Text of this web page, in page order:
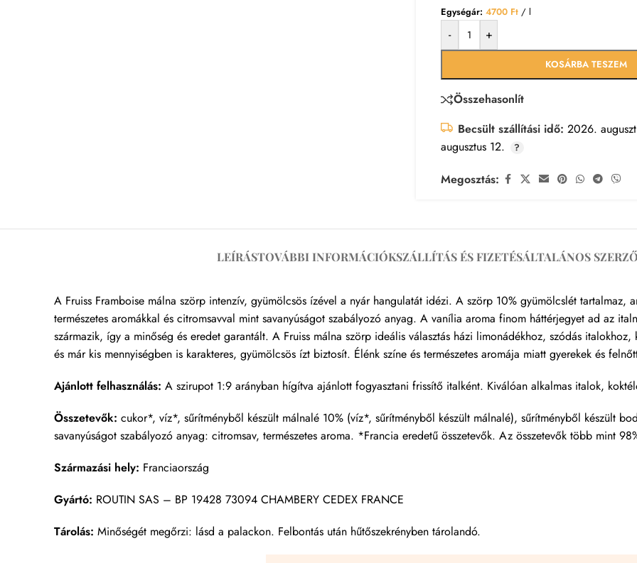
Egységár:4700 Ft / l
- +
KOSÁRBA TESZEM
Összehasonlít
Becsült szállítási idő: 2026.
augusztus 12.
Megosztás:
LEÍRÁSTOVÁBBI INFORMÁCIÓKSZÁLLÍTÁS ÉS FIZETÉSÁLTALÁNOS
A Fruiss Framboise málna szörp intenzív, gyümölcsös ízével a nyár hangulatát idézi. A szörp 10% gyümölcslét tartalmaz,
természetes aromákkal és citromsavval mint savanyúságot szabályozó anyag. A vanília aroma finom háttérjegyet ad az
származik, így a minőség és eredet garantált. A Fruiss málna szörp ideális választás házi limonádékhoz, szódás
és már kis mennyiségben is karakteres, gyümölcsös ízt biztosít. Élénk színe és természetes aromája miatt gyerekek és
Ajánlott felhasználás: A szirupot 1:9 arányban hígítva ajánlott fogyasztani frissítő italként. Kiválóan alkalmas italok,
Összetevők: cukor*, víz*, sűrítményből készült málnalé 10% (víz*, sűrítményből készült málnalé), sűrítményből készült
savanyúságot szabályozó anyag: citromsav, természetes aroma. *Francia eredetű összetevők. Az összetevők több mint
Származási hely: Franciaország
Gyártó: ROUTIN SAS – BP 19428 73094 CHAMBERY CEDEX FRANCE
Tárolás: Minőségét megőrzi: lásd a palackon. Felbontás után hűtőszekrényben tárolandó.